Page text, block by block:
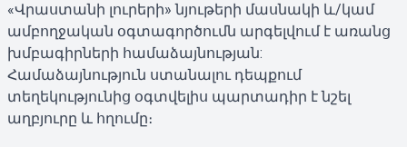
«Վրաստանի լուրերի» նյութերի մասնակի և/կամ
ամբողջական օգտագործումն արգելվում է առանց
խմբագիրների համաձայնության:
Համաձայնություն ստանալու դեպքում
տեղեկությունից օգտվելիս պարտադիր է նշել
աղբյուրը և հղումը։